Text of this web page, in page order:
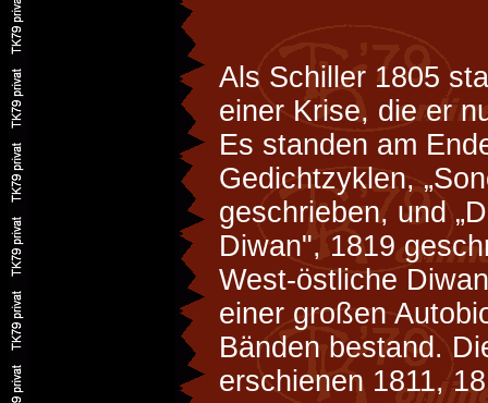
Als Schiller 1805
einer Krise, die er
Es standen am
Gedichtzyklen,
geschrieben, und
Diwan", 1819
West-östliche
einer großen
Bänden bestand.
erschienen 1811,